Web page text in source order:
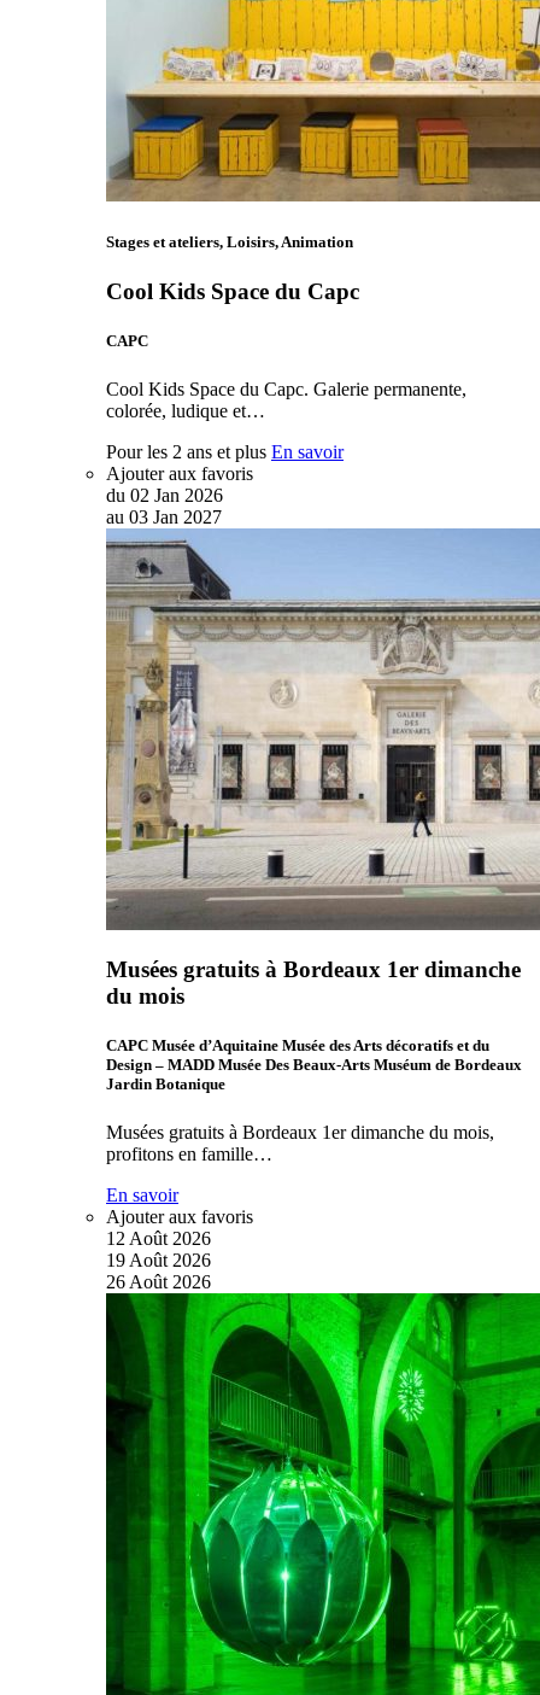
Stages et ateliers, Loisirs, Animation
Cool Kids Space du Capc
CAPC
Cool Kids Space du Capc. Galerie permanente,
colorée, ludique et…
Pour les 2 ans et plus En savoir
Ajouter aux favoris
du 02 Jan 2026
au 03 Jan 2027
Musées gratuits à Bordeaux 1er dimanche
du mois
CAPC Musée d’Aquitaine Musée des Arts décoratifs et du
Design – MADD Musée Des Beaux-Arts Muséum de Bordeaux
Jardin Botanique
Musées gratuits à Bordeaux 1er dimanche du mois,
profitons en famille…
En savoir
Ajouter aux favoris
12 Août 2026
19 Août 2026
26 Août 2026